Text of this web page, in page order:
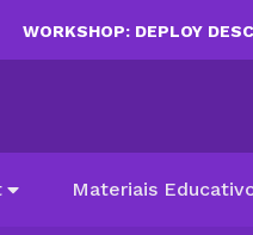
WORKSHOP: DEPLOY
Materiais